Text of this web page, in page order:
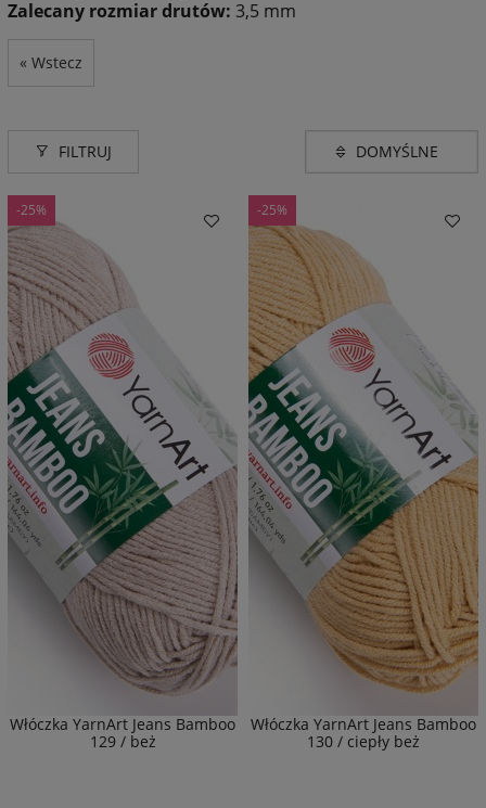
Zalecany rozmiar drutów: 3,5 mm
« Wstecz
FILTRUJ
Włóczka YarnArt Jeans Bamboo
129 / beż
-25%
Włóczka YarnArt Jeans Bamboo
130 / ciepły beż
-25%